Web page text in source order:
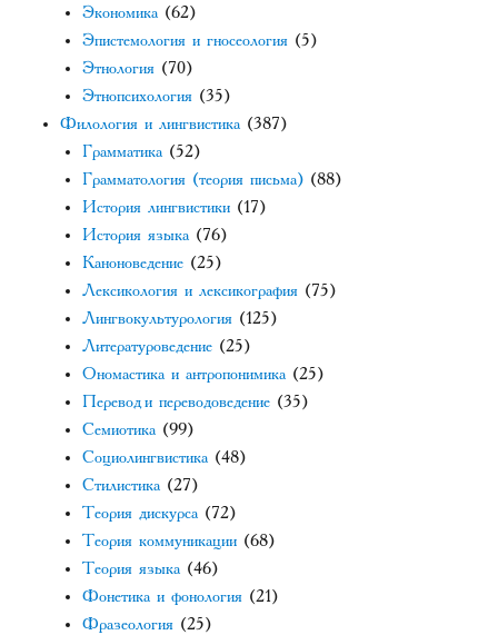
Экономика (62)
Эпистемология и гносеология (5)
Этнология (70)
Этнопсихология (35)
Филология и лингвистика (387)
Грамматика (52)
Грамматология (теория письма) (88)
История лингвистики (17)
История языка (76)
Каноноведение (25)
Лексикология и лексикография (75)
Лингвокультурология (125)
Литературоведение (25)
Ономастика и антропонимика (25)
Перевод и переводоведение (35)
Семиотика (99)
Социолингвистика (48)
Стилистика (27)
Теория дискурса (72)
Теория коммуникации (68)
Теория языка (46)
Фонетика и фонология (21)
Фразеология (25)